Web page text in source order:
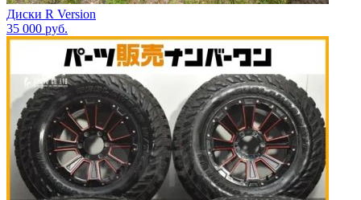
Диски R Version
35 000 руб.